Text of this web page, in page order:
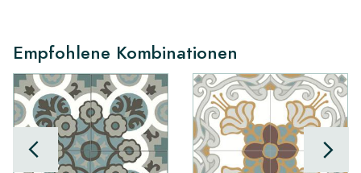
Empfohlene Kombinationen